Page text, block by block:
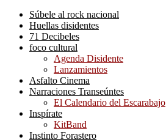
Súbele al rock nacional
Huellas disidentes
71 Decibeles
foco cultural
Agenda Disidente
Lanzamientos
Asfalto Cinema
Narraciones Transeúntes
El Calendario del Escarabajo
Inspírate
KitBand
Instinto Forastero